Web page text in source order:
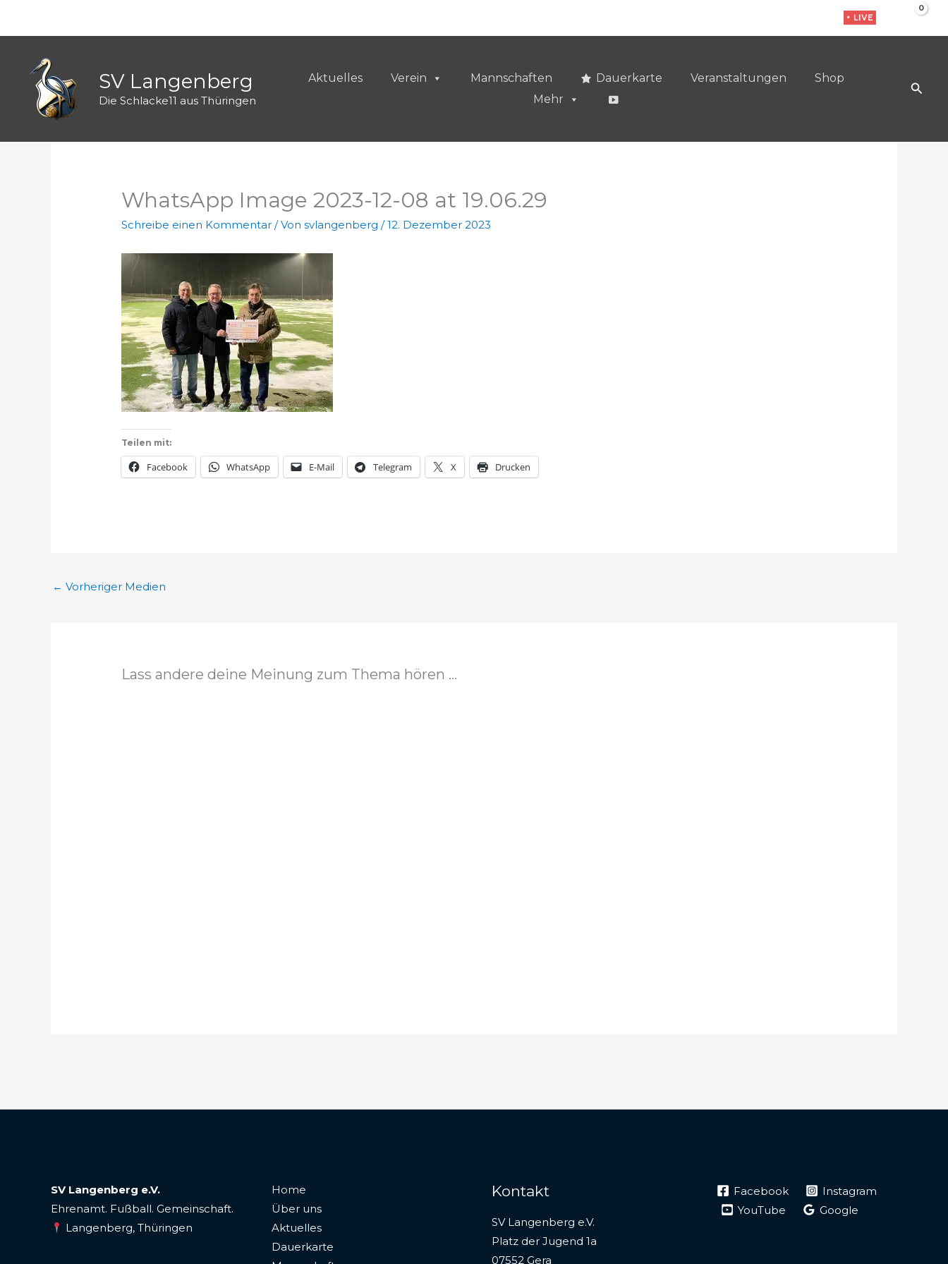
• LIVE
SV Langenberg
Die Schlacke11 aus Thüringen
Aktuelles Verein Mannschaften Dauerkarte Veranstaltungen
Shop
Mehr
WhatsApp Image 2023-12-08 at 19.06.29
Schreibe einen Kommentar / Vonsvlangenberg/12. Dezember 2023
Teilen mit:
Facebook WhatsApp E-Mail Telegram X Drucken
← Vorheriger Medien
Lass andere deine Meinung zum Thema hören ...
SV Langenberg e.V.
Ehrenamt. Fußball. Gemeinschaft.
Langenberg, Thüringen
Home
Über uns
Aktuelles
Dauerkarte
Kontakt
SV Langenberg e.V.
Platz der Jugend 1a
07552 Gera
Facebook
Instagram
YouTube
Google